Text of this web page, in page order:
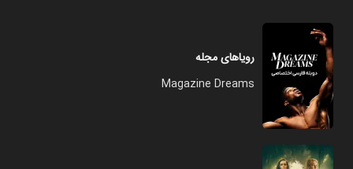
رویاهای مجله
Magazine Dreams